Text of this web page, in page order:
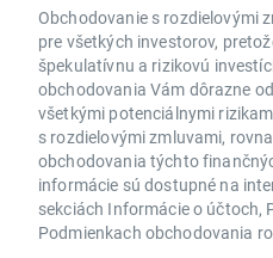
Obchodovanie s rozdielovými
pre všetkých investorov,
špekulatívnu a rizikovú
obchodovania Vám dôrazne
všetkými potenciálnymi
s rozdielovými zmluvami,
obchodovania týchto
informácie sú dostupné na
sekciách Informácie o účtoch,
Podmienkach obchodovania